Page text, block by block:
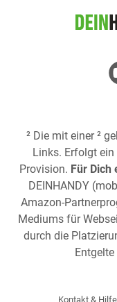
² Die mit einer ²
Links. Erfolgt ein
Provision.Für Dich
DEINHANDY
Amazon-
Mediums für
durch die